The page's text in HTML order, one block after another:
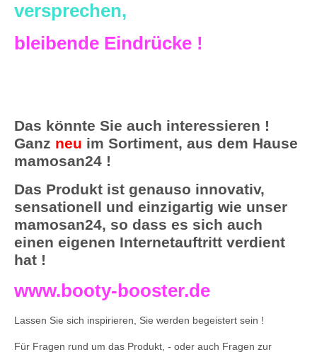
versprechen,
bleibende Eindrücke !
Das könnte Sie auch interessieren !
Ganz neu im Sortiment, aus dem Hause
mamosan24 !
Das Produkt ist genauso innovativ,
sensationell und einzigartig wie unser
mamosan24, so dass es sich auch
einen eigenen Internetauftritt verdient
hat !
www.booty-booster.de
Lassen Sie sich inspirieren, Sie werden begeistert sein !
Für Fragen rund um das Produkt, - oder auch Fragen zur